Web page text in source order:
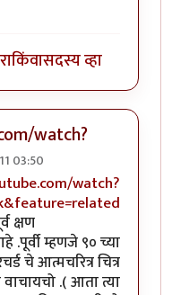
किंवासदस्य व्हा
watch?
03:50
तर दणदणीतbyराजेश
watch?
क्षण
.पूर्वी म्हणजे ९० च्या
चे आत्मचरित्र चित्र
.( आता त्या